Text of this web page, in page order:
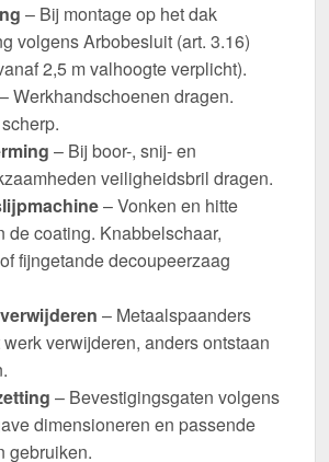
– Bij montage op het dak
volgens Arbobesluit (art. 3.16)
2,5 m valhoogte verplicht).
– Werkhandschoenen dragen.
– Bij boor-, snij- en
veiligheidsbril dragen.
– Vonken en hitte
de coating. Knabbelschaar,
fijngetande decoupeerzaag
– Metaalspaanders
verwijderen, anders ontstaan
– Bevestigingsgaten volgens
dimensioneren en passende
gebruiken.